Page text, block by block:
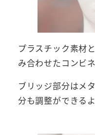
プラスチック素材
み合わせたコンビ
ブリッジ部分はメ
分も調整ができる